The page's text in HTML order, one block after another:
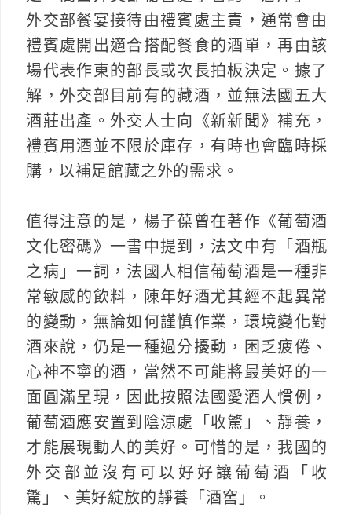
外交部餐宴接待由禮賓處主責，通常會由
禮賓處開出適合搭配餐食的酒單，再由該
場代表作東的部長或次長拍板決定。據了
解，外交部目前有的藏酒，並無法國五大
酒莊出產。外交人士向《新新聞》補充，
禮賓用酒並不限於庫存，有時也會臨時採
購，以補足館藏之外的需求。
值得注意的是，楊子葆曾在著作《葡萄酒
文化密碼》一書中提到，法文中有「酒瓶
之病」一詞，法國人相信葡萄酒是一種非
常敏感的飲料，陳年好酒尤其經不起異常
的變動，無論如何謹慎作業，環境變化對
酒來說，仍是一種過分擾動，困乏疲倦、
心神不寧的酒，當然不可能將最美好的一
面圓滿呈現，因此按照法國愛酒人慣例，
葡萄酒應安置到陰涼處「收驚」、靜養，
才能展現動人的美好。可惜的是，我國的
外交部並沒有可以好好讓葡萄酒「收
驚」、美好綻放的靜養「酒窖」。